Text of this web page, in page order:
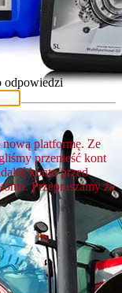
odpowiedzi
nową platformę. Ze
przenieść kont
konto przed
Przepraszamy za